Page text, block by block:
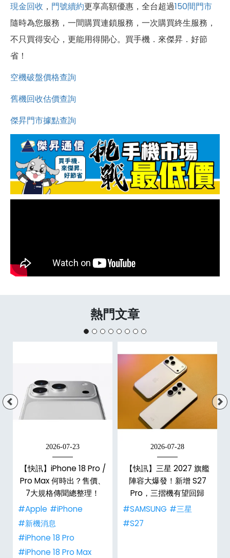
現金回收 ， 門號續約更享高額優惠，全台超過150間門市
隨時為您服務，一間購買連鎖服務，一次購買終生服務，
不只買得安心，更能用得開心。買手機．來傑昇．好節
省！
空機破盤價格查詢
舊機回收估價查詢
傑昇門市據點查詢
熱門文章
2026-07-23
【快訊】iPhone 18 Pro /
Pro Max 何時出？售價、
7大規格傳聞總整理！
#Apple #iPhone
#新機消息
#iPhone 18 Pro
#iPhone 18 Pro Max
2026-07-28
【快訊】三星 2027 旗艦
陣容大爆發！新增 S27
Pro，三摺機有望回歸
#SAMSUNG #三星
#S27